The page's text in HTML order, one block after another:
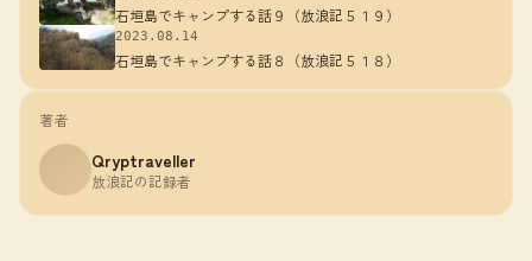
石垣島でキャンプする話９（放浪記５１９）
2023.08.14
石垣島でキャンプする話８（放浪記５１８）
著者
Qryptraveller
放浪記の記録者